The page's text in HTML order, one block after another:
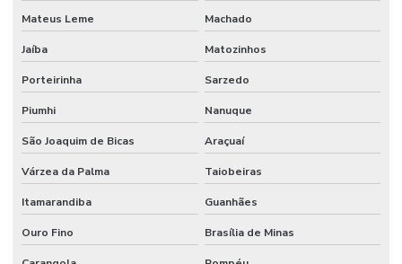
Mateus Leme Machado
Jaíba Matozinhos
Porteirinha Sarzedo
Piumhi Nanuque
São Joaquim de Bicas Araçuaí
Várzea da Palma Taiobeiras
Itamarandiba Guanhães
Ouro Fino Brasília de Minas